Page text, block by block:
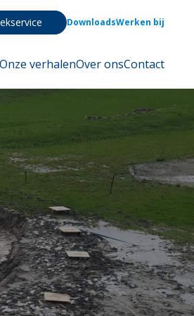
DownloadsWerken bij
Onze verhalenOver onsContact